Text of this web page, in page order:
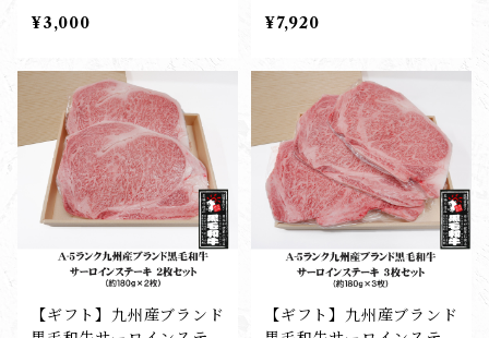
¥3,000
(約400g)
¥7,920
【ギフト】九州産ブランド
【ギフト】九州産ブランド